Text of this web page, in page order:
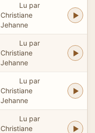
Lu par
Christiane
Jehanne
Lu par
Christiane
Jehanne
Lu par
Christiane
Jehanne
Lu par
Christiane